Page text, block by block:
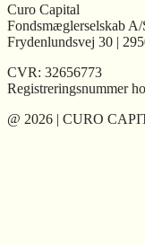
Curo Capital
Fondsmæglerselskab A/
Frydenlundsvej 30 |
CVR: 32656773
Registreringsnummer
@ 2026 | CURO